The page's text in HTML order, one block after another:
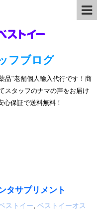
フブログ
品"老舗個人輸入代行です！商
スタッフのナマの声をお届け
心保証で送料無料！
タサプリメント
ストイー ベストイーオス